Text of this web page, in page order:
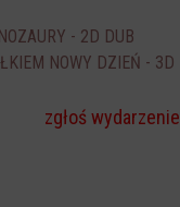
- 2D DUB
NOWY DZIEŃ - 3D
zgłoś wydarzenie